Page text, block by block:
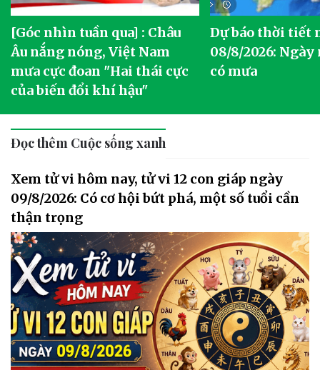
[Góc nhìn tuần qua] : Châu
Âu nắng nóng, Việt Nam
mưa cực đoan "Hai thái cực
của biến đổi khí hậu"
Dự báo thời tiết
08/8/2026: Ngày
có mưa
Đọc thêm Cuộc sống xanh
Xem tử vi hôm nay, tử vi 12 con giáp ngày
09/8/2026: Có cơ hội bứt phá, một số tuổi cần
thận trọng